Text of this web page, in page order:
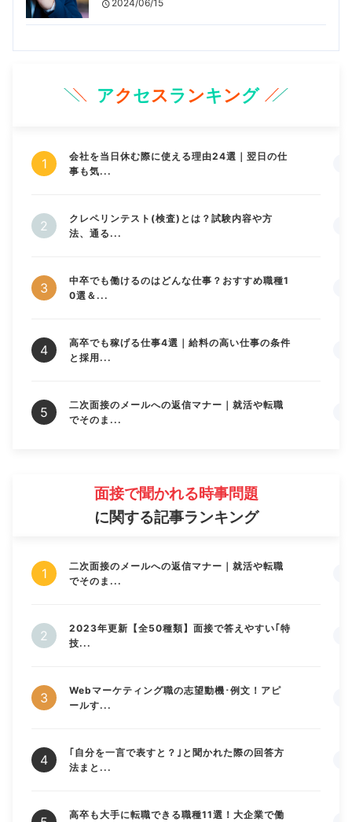
2024/06/15
アクセスランキング
会社を当日休む際に使える理由24選｜翌日の仕
事も気...
クレペリンテスト(検査)とは？試験内容や方
法、通る...
中卒でも働けるのはどんな仕事？おすすめ職種1
0選＆...
高卒でも稼げる仕事4選｜給料の高い仕事の条件
と採用...
二次面接のメールへの返信マナー｜就活や転職
でそのま...
面接で聞かれる時事問題
に関する記事ランキング
二次面接のメールへの返信マナー｜就活や転職
でそのま...
2023年更新【全50種類】面接で答えやすい｢特
技...
Webマーケティング職の志望動機･例文！アピ
ールす...
｢自分を一言で表すと？｣と聞かれた際の回答方
法まと...
高卒も大手に転職できる職種11選！大企業で働